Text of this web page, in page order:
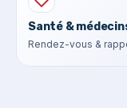
Santé &
Rendez-vous &